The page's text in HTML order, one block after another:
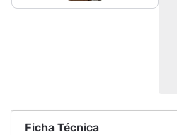
Ficha Técnica